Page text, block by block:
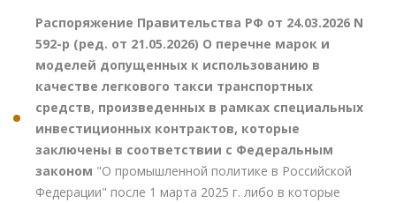
Распоряжение Правительства РФ от 24.03.2026 N
592-р (ред. от 21.05.2026) О перечне марок и
моделей допущенных к использованию в
качестве легкового такси транспортных
средств, произведенных в рамках специальных
инвестиционных контрактов, которые
заключены в соответствии с Федеральным
законом "О промышленной политике в Российской
Федерации" после 1 марта 2025 г. либо в которые